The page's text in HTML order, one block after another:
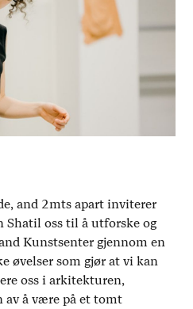
and 2mts apart inviterer
Shatil oss til å utforske og
Kunstsenter gjennom en
øvelser som gjør at vi kan
oss i arkitekturen,
av å være på et tomt